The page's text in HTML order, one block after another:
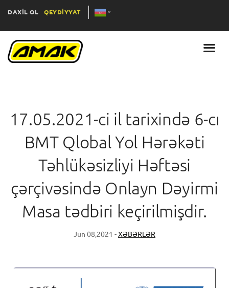
DAXİL OL QEYDİYYAT
17.05.2021-ci il tarixində 6-cı
BMT Qlobal Yol Hərəkəti
Təhlükəsizliyi Həftəsi
çərçivəsində Onlayn Dəyirmi
Masa tədbiri keçirilmişdir.
Jun 08,2021 -XƏBƏRLƏR